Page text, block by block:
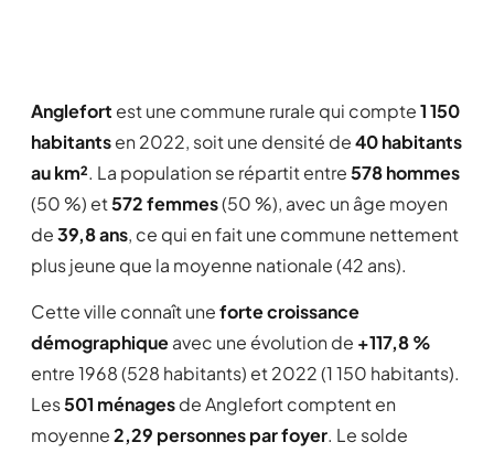
Anglefort est une commune rurale qui compte1 150
habitantsen 2022, soit une densité de40 habitants
au km². La population se répartit entre578 hommes
(50 %) et572 femmes(50 %), avec un âge moyen
de39,8 ans, ce qui en fait une commune nettement
plus jeune que la moyenne nationale (42 ans).
Cette ville connaît uneforte croissance
démographiqueavec une évolution de +117,8 %
entre 1968 (528 habitants) et 2022 (1 150 habitants).
Les501 ménagesde Anglefort comptent en
moyenne2,29 personnes par foyer. Le solde